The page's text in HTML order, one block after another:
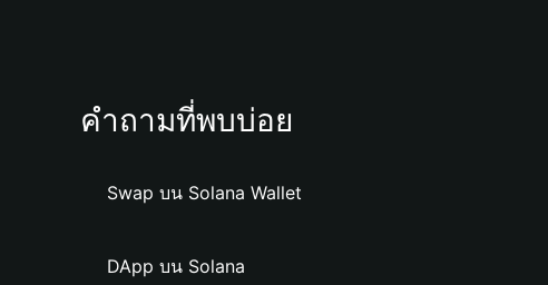
คำถามที่พบบ่อย
Swap บน Solana Wallet
DApp บน Solana